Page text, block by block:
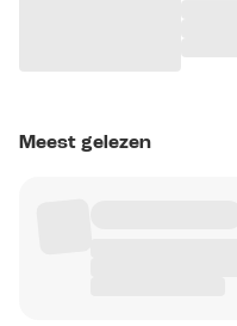
Meest gelezen